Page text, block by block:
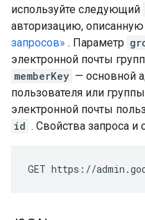
используйте следующий
авторизацию,
запросов» . Параметр
электронной почты
memberKey — основной
пользователя или
электронной почты
id . Свойства запроса и
GET https://